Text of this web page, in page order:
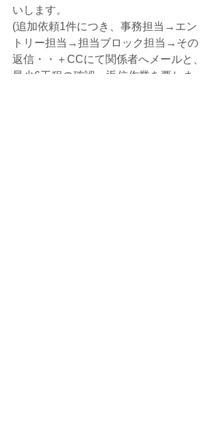
いします。
(追加依頼1件につき、事務担当→エン
トリー担当→担当ブロック担当→その
返信・・＋CCにて関係者へメールと、
最少6工程の確認・返信作業を要しま